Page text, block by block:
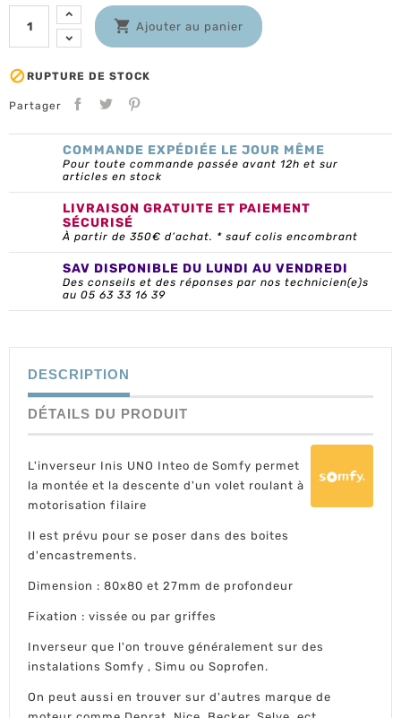
 Ajouter au panier
 RUPTURE DE STOCK
Partager
COMMANDE EXPÉDIÉE LE JOUR MÊME
Pour toute commande passée avant 12h et sur
articles en stock
LIVRAISON GRATUITE ET PAIEMENT
SÉCURISÉ
À partir de 350€ d’achat. * sauf colis encombrant
SAV DISPONIBLE DU LUNDI AU VENDREDI
Des conseils et des réponses par nos technicien(e)s
au 05 63 33 16 39
DESCRIPTION
DÉTAILS DU PRODUIT
L'inverseur Inis UNO Inteo de Somfy permet
la montée et la descente d'un volet roulant à
motorisation filaire
Il est prévu pour se poser dans des boites
d'encastrements.
Dimension : 80x80 et 27mm de profondeur
Fixation : vissée ou par griffes
Inverseur que l'on trouve généralement sur des
instalations Somfy , Simu ou Soprofen.
On peut aussi en trouver sur d'autres marque de